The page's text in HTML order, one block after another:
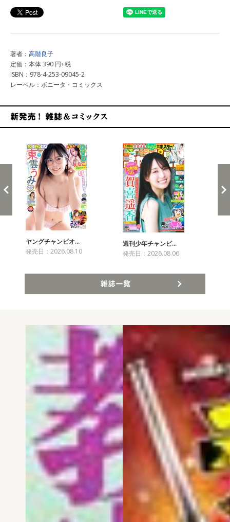
著者： 高階良子
定価：本体 390 円+税
ISBN：978-4-253-09045-2
レーベル：ボニータ・コミックス
ヤングチャンピオ…
発売日：2026.08.10
週刊少年チャンピ…
発売日：2026.08.06